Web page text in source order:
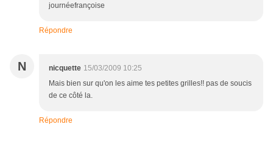
journéefrançoise
Répondre
N nicquette 15/03/2009 10:25
Mais bien sur qu'on les aime tes petites grilles!! pas de soucis
de ce côté la.
Répondre